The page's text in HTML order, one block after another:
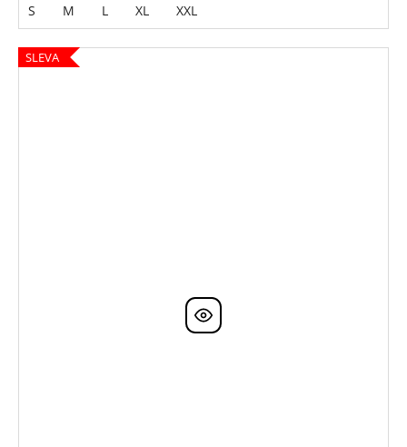
S M L XL XXL
SLEVA